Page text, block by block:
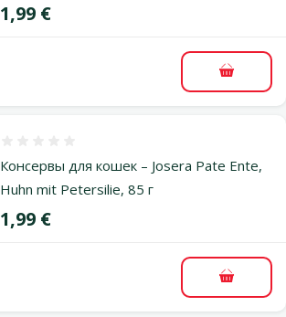
Цена
1,99 €
В
Консервы для кошек – Josera Pate Ente,
Huhn mit Petersilie, 85 г
Цена
1,99 €
В